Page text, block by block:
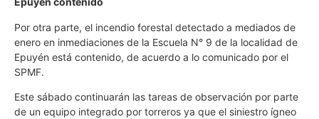
Por otra parte, el incendio forestal detectado a mediados de
enero en inmediaciones de la Escuela N° 9 de la localidad de
Epuyén está contenido, de acuerdo a lo comunicado por el
SPMF.
Este sábado continuarán las tareas de observación por parte
de un equipo integrado por torreros ya que el siniestro ígneo